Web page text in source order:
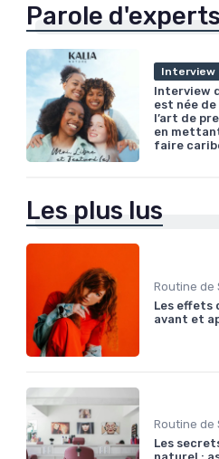
Parole d'experts
Interview
Interview
est née
l’art de
en
faire
Les plus lus
Les effets
avant et
Les